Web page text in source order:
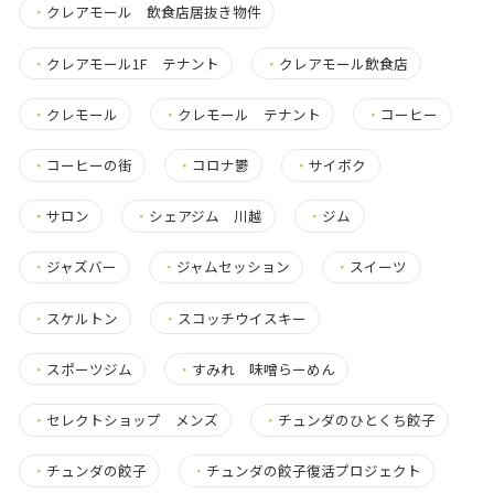
・ クレアモール 飲食店居抜き物件
・ クレアモール1F テナント ・ クレアモール飲食店
・ クレモール ・ クレモール テナント ・ コーヒー
・ コーヒーの街 ・ コロナ鬱 ・サイボク
・ サロン ・ シェアジム 川越 ・ ジム
・ ジャズバー ・ ジャムセッション ・ スイーツ
・ スケルトン ・ スコッチウイスキー
・ スポーツジム ・ すみれ 味噌らーめん
・ セレクトショップ メンズ ・ チュンダのひとくち餃子
・ チュンダの餃子 ・ チュンダの餃子復活プロジェクト